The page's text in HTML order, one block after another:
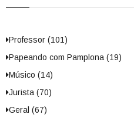
Professor (101)
Papeando com Pamplona (19)
Músico (14)
Jurista (70)
Geral (67)